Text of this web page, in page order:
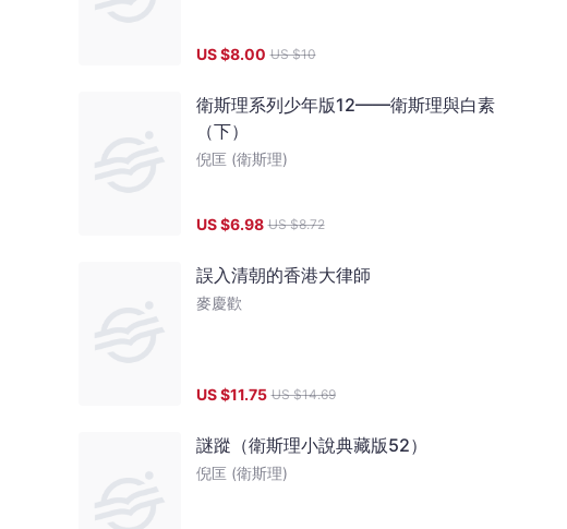
US $8.00 US $10
衛斯理系列少年版12——衛斯理與白素
（下）
倪匡 (衛斯理)
US $6.98 US $8.72
誤入清朝的香港大律師
麥慶歡
US $11.75 US $14.69
謎蹤（衛斯理小說典藏版52）
倪匡 (衛斯理)